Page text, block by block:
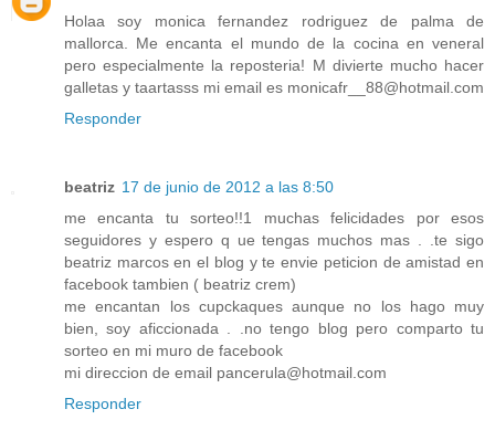
Holaa soy monica fernandez rodriguez de palma de
mallorca. Me encanta el mundo de la cocina en veneral
pero especialmente la reposteria! M divierte mucho hacer
galletas y taartasss mi email es monicafr__88@hotmail.com
Responder
beatriz 17 de junio de 2012 a las 8:50
me encanta tu sorteo!!1 muchas felicidades por esos
seguidores y espero q ue tengas muchos mas . .te sigo
beatriz marcos en el blog y te envie peticion de amistad en
facebook tambien ( beatriz crem)
me encantan los cupckaques aunque no los hago muy
bien, soy aficcionada . .no tengo blog pero comparto tu
sorteo en mi muro de facebook
mi direccion de email pancerula@hotmail.com
Responder